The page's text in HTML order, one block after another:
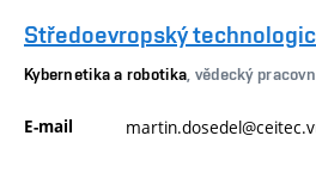
Středoevropský
Kybernetika a robotika , vědecký
E-mail